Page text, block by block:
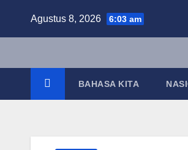
Agustus 8, 2026 6:03 am
BAHASA KITA